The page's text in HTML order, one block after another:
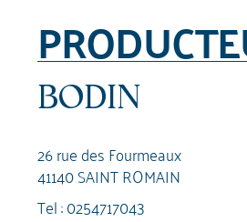
BODIN
26 rue des Fourmeaux
41140 SAINT ROMAIN
Tel :0254717043